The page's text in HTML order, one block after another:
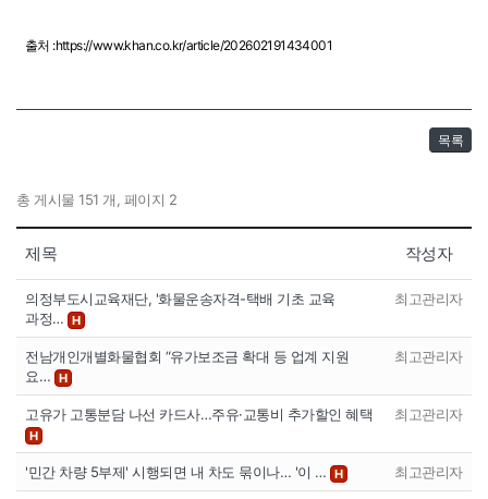
출처 :https://www.khan.co.kr/article/202602191434001
목록
총 게시물 151 개, 페이지 2
제목 작성자
의정부도시교육재단, '화물운송자격-택배 기초 교육
과정… H
최고관리자
전남개인개별화물협회 “유가보조금 확대 등 업계 지원
요… H
최고관리자
고유가 고통분담 나선 카드사…주유·교통비 추가할인 혜택
H
최고관리자
'민간 차량 5부제' 시행되면 내 차도 묶이나… '이 … H 최고관리자